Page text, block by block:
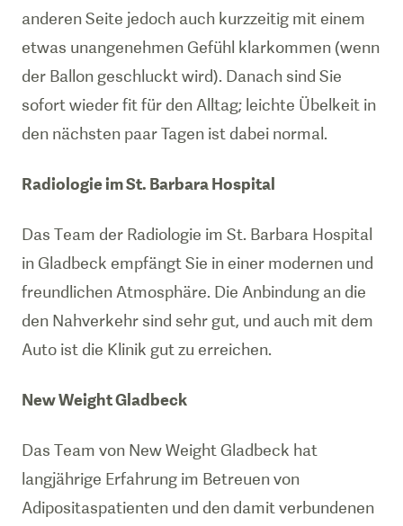
anderen Seite jedoch auch kurzzeitig mit einem
etwas unangenehmen Gefühl klarkommen (wenn
der Ballon geschluckt wird). Danach sind Sie
sofort wieder fit für den Alltag; leichte Übelkeit in
den nächsten paar Tagen ist dabei normal.
Radiologie im St. Barbara Hospital
Das Team der Radiologie im St. Barbara Hospital
in Gladbeck empfängt Sie in einer modernen und
freundlichen Atmosphäre. Die Anbindung an die
den Nahverkehr sind sehr gut, und auch mit dem
New Weight Gladbeck
Das Team von New Weight Gladbeck hat
langjährige Erfahrung im Betreuen von
Adipositaspatienten und den damit verbundenen